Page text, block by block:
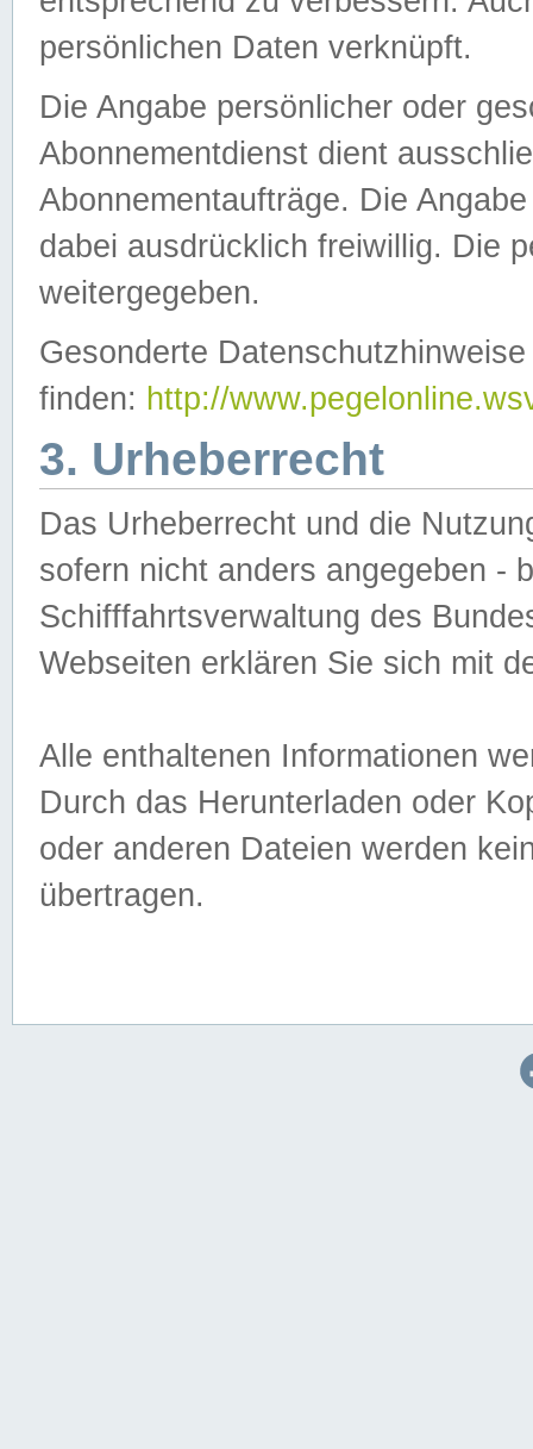
persönlichen Daten verknüpft.
Die Angabe persönlicher oder
Abonnementdienst dient
Abonnementaufträge. Die
dabei ausdrücklich freiwillig. Die
weitergegeben.
Gesonderte
finden: http://
3. Urheberrecht
Das Urheberrecht und die
sofern nicht anders angegeben -
Schifffahrtsverwaltung des
Webseiten erklären Sie sich mit
Alle enthaltenen Informationen
Durch das Herunterladen oder
oder anderen Dateien werden
übertragen.